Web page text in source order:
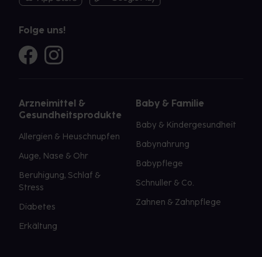
Folge uns!
Arzneimittel &
Gesundheitsprodukte
Allergien & Heuschnupfen
Auge, Nase & Ohr
Beruhigung, Schlaf &
Stress
Diabetes
Erkältung
Baby & Familie
Baby & Kindergesundheit
Babynahrung
Babypflege
Schnuller & Co.
Zahnen & Zahnpflege